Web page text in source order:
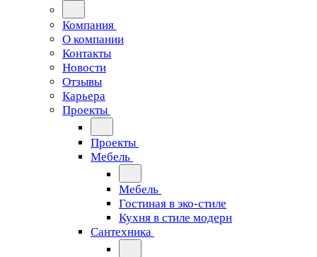
Компания
О компании
Контакты
Новости
Отзывы
Карьера
Проекты
Проекты
Мебель
Мебель
Гостиная в эко-стиле
Кухня в стиле модерн
Сантехника